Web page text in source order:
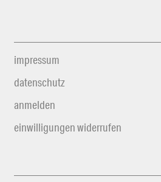
impressum
datenschutz
anmelden
einwilligungen widerrufen